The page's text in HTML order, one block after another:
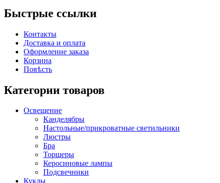
Быстрые ссылки
Контакты
Доставка и оплата
Оформление заказа
Корзина
Повѣсть
Категории товаров
Освещение
Канделябры
Настольные/прикроватные светильники
Люстры
Бра
Торшеры
Керосиновые лампы
Подсвечники
Куклы